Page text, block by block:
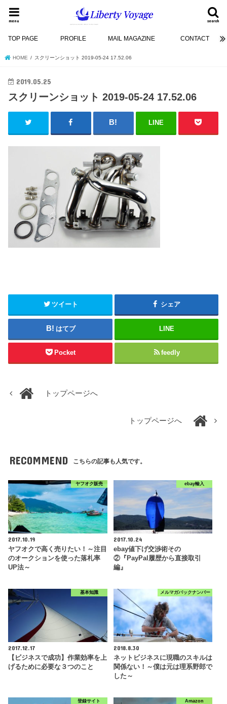
search
menu
TOP PAGE PROFILE MAIL MAGAZINE CONTACT
HOME スクリーンショット 2019-05-24 17.52.06
2019.05.25
スクリーンショット 2019-05-24 17.52.06
LINE
ツイート シェア
はてブ LINE
Pocket feedly
トップページへ
トップページへ
RECOMMEND こちらの記事も人気です。
ヤフオク販売
2017.10.19
ヤフオクで高く売りたい！～注目
のオークションを使った落札率
UP法～
ebay輸入
2017.10.24
ebay値下げ交渉術その
②『PayPal履歴から直接取引
編』
基本知識
2017.12.17
【ビジネスで成功】作業効率を上
げるために必要な３つのこと
メルマガバックナンバー
2018.8.30
ネットビジネスに現職のスキルは
関係ない！～僕は元は理系野郎で
した～
登録サイト Amazon